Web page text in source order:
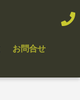
お問合せ